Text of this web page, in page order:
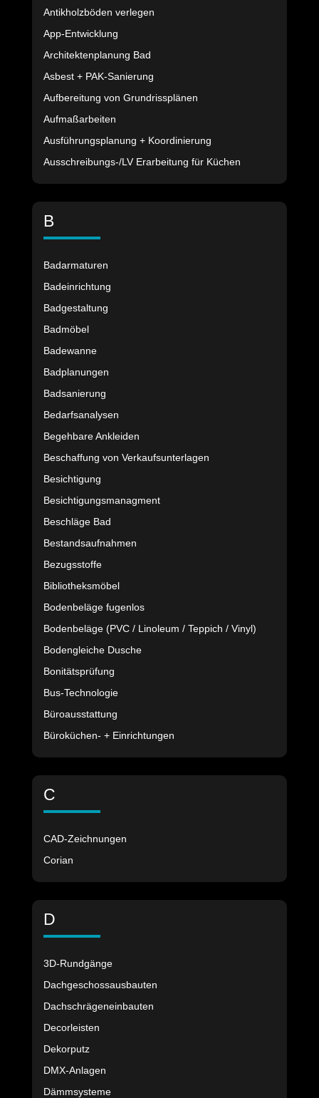
Antikholzböden verlegen
App-Entwicklung
Architektenplanung Bad
Asbest + PAK-Sanierung
Aufbereitung von Grundrissplänen
Aufmaßarbeiten
Ausführungsplanung + Koordinierung
Ausschreibungs-/LV Erarbeitung für Küchen
B
Badarmaturen
Badeinrichtung
Badgestaltung
Badmöbel
Badewanne
Badplanungen
Badsanierung
Bedarfsanalysen
Begehbare Ankleiden
Beschaffung von Verkaufsunterlagen
Besichtigung
Besichtigungsmanagment
Beschläge Bad
Bestandsaufnahmen
Bezugsstoffe
Bibliotheksmöbel
Bodenbeläge fugenlos
Bodenbeläge (PVC / Linoleum / Teppich / Vinyl)
Bodengleiche Dusche
Bonitätsprüfung
Bus-Technologie
Büroausstattung
Büroküchen- + Einrichtungen
C
CAD-Zeichnungen
Corian
D
3D-Rundgänge
Dachgeschossausbauten
Dachschrägeneinbauten
Decorleisten
Dekorputz
DMX-Anlagen
Dämmsysteme